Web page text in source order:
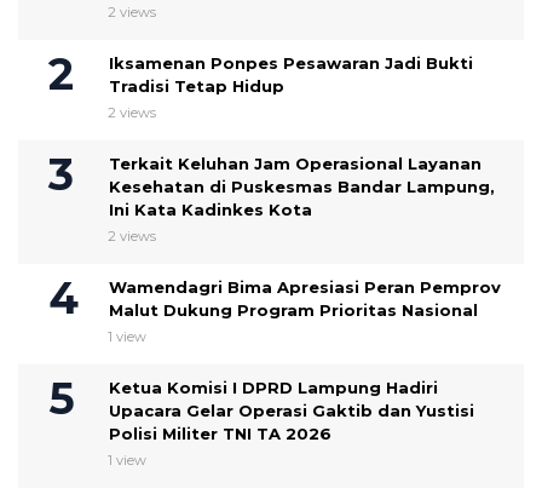
2 views
Iksamenan Ponpes Pesawaran Jadi Bukti
Tradisi Tetap Hidup
2 views
Terkait Keluhan Jam Operasional Layanan
Kesehatan di Puskesmas Bandar Lampung,
Ini Kata Kadinkes Kota
2 views
Wamendagri Bima Apresiasi Peran Pemprov
Malut Dukung Program Prioritas Nasional
1 view
Ketua Komisi I DPRD Lampung Hadiri
Upacara Gelar Operasi Gaktib dan Yustisi
Polisi Militer TNI TA 2026
1 view